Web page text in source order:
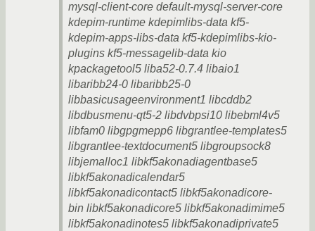
mysql-client-core default-mysql-server-core
kdepim-runtime kdepimlibs-data kf5-
kdepim-apps-libs-data kf5-kdepimlibs-kio-
plugins kf5-messagelib-data kio
kpackagetool5 liba52-0.7.4 libaio1
libaribb24-0 libaribb25-0
libbasicusageenvironment1 libcddb2
libdbusmenu-qt5-2 libdvbpsi10 libebml4v5
libfam0 libgpgmepp6 libgrantlee-templates5
libgrantlee-textdocument5 libgroupsock8
libjemalloc1 libkf5akonadiagentbase5
libkf5akonadicalendar5
libkf5akonadicontact5 libkf5akonadicore-
bin libkf5akonadicore5 libkf5akonadimime5
libkf5akonadinotes5 libkf5akonadiprivate5